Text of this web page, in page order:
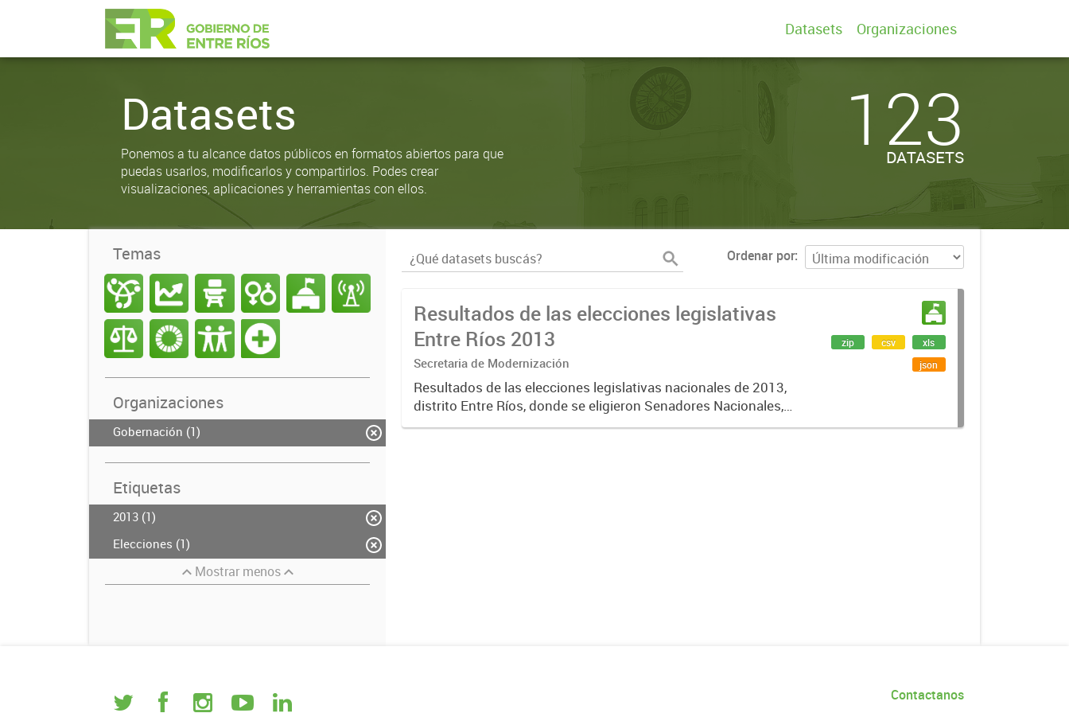
Datasets Organizaciones
Datasets
Ponemos a tu alcance datos públicos en formatos abiertos para que
puedas usarlos, modificarlos y compartirlos. Podes crear
visualizaciones, aplicaciones y herramientas con ellos.
123
DATASETS
Temas
Organizaciones
Gobernación (1)
Etiquetas
2013 (1)
Elecciones (1)
Mostrar menos
Ordenar por
Resultados de las elecciones legislativas
Entre Ríos 2013
Secretaria de Modernización
Resultados de las elecciones legislativas nacionales de 2013,
distrito Entre Ríos, donde se eligieron Senadores Nacionales,
Diputados Nacionales.
zip csv
xls
json
Contactanos